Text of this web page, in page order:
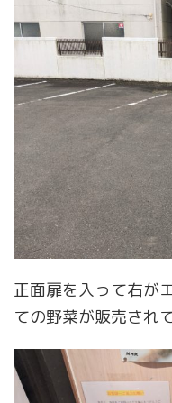
正面扉を入って右が
ての野菜が販売され